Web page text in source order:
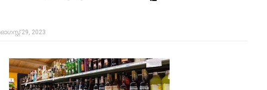
ഓഗസ്റ്റ് 29, 2023